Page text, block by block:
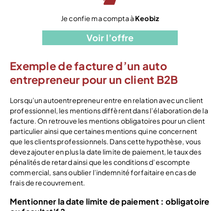
Je confie ma compta à Keobiz
Voir l’offre
Exemple de facture d’un auto
entrepreneur pour un client B2B
Lorsqu’un autoentrepreneur entre en relation avec un client
professionnel, les mentions diffèrent dans l’élaboration de la
facture. On retrouve les mentions obligatoires pour un client
particulier ainsi que certaines mentions qui ne concernent
que les clients professionnels. Dans cette hypothèse, vous
devez ajouter en plus la date limite de paiement, le taux des
pénalités de retard ainsi que les conditions d’escompte
commercial, sans oublier l’indemnité forfaitaire en cas de
frais de recouvrement.
Mentionner la date limite de paiement : obligatoire